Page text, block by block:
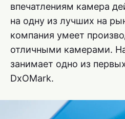
впечатлениям камера
на одну из лучших на
компания умеет
отличными камерами.
занимает одно из
DxOMark.